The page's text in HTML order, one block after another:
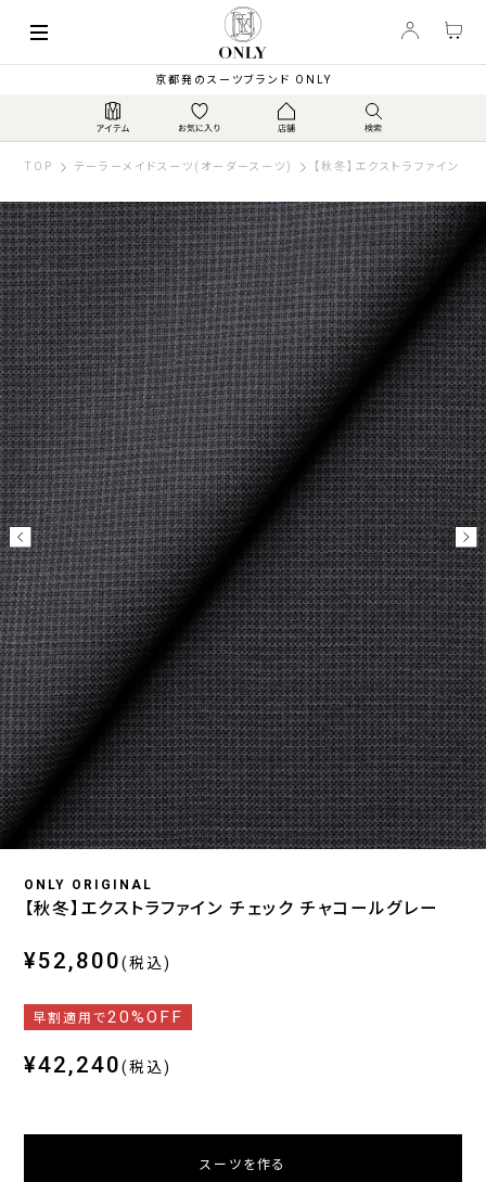
京都発のスーツブランド ONLY
TOP テーラーメイドスーツ(オーダースーツ) 【秋冬】エクストラファイン
ONLY ORIGINAL
【秋冬】エクストラファイン チェック チャコールグレー
¥52,800(税込)
早割適用で20%OFF
¥42,240(税込)
スーツを作る